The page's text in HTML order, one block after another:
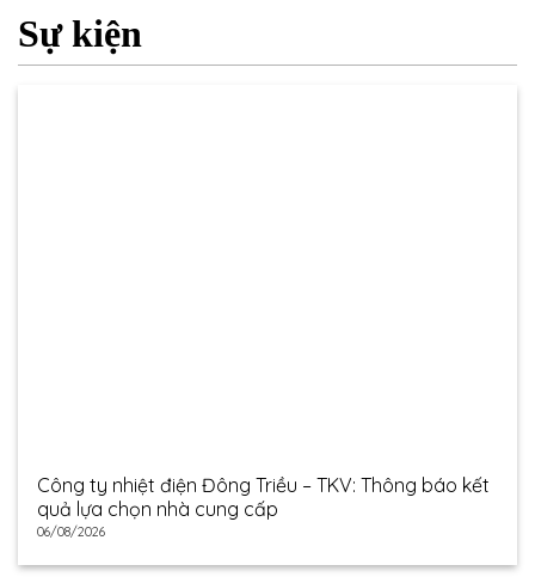
Sự kiện
Công ty nhiệt điện Đông Triều – TKV: Thông báo kết
quả lựa chọn nhà cung cấp
06/08/2026